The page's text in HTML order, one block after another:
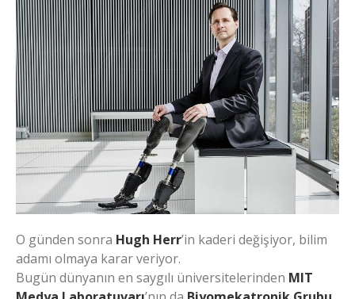
O günden sonra Hugh Herr’in kaderi değişiyor, bilim
adamı olmaya karar veriyor.
Bugün dünyanın en saygılı üniversitelerinden MIT